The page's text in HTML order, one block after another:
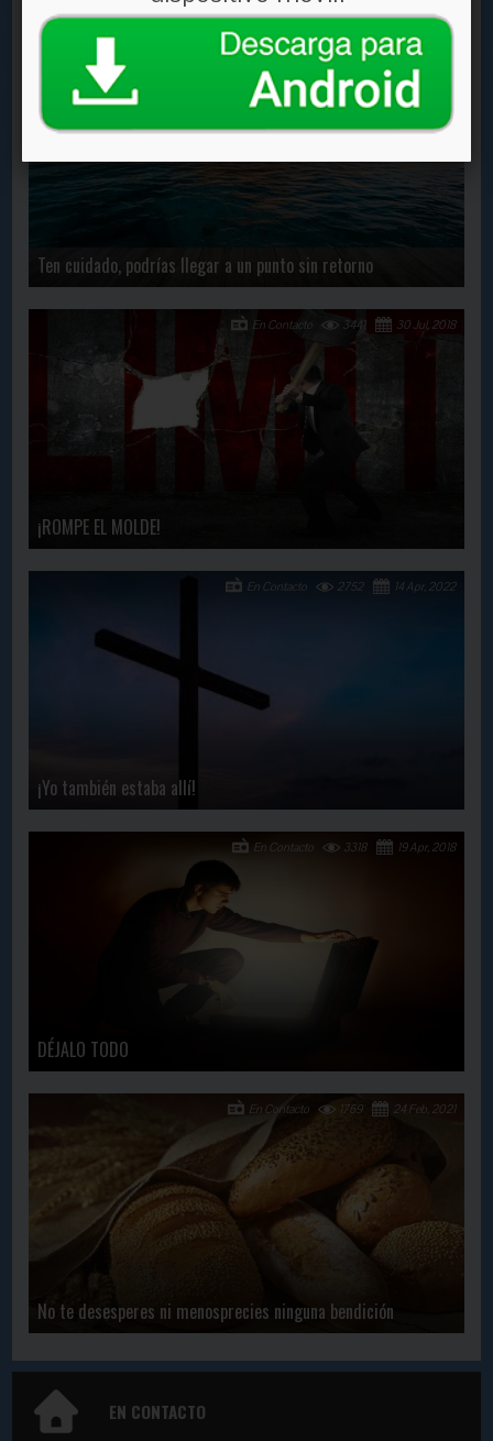
Ten cuidado, podrías llegar a un punto sin retorno
2 Dec, 2020
2039
¡ROMPE EL MOLDE!
30 Jul, 2018
3441
En Contacto
¡Yo también estaba allí!
14 Apr, 2022
2752
En Contacto
DÉJALO TODO
19 Apr, 2018
3318
En Contacto
No te desesperes ni menosprecies ninguna bendición
24 Feb, 2021
1769
En Contacto
EN CONTACTO